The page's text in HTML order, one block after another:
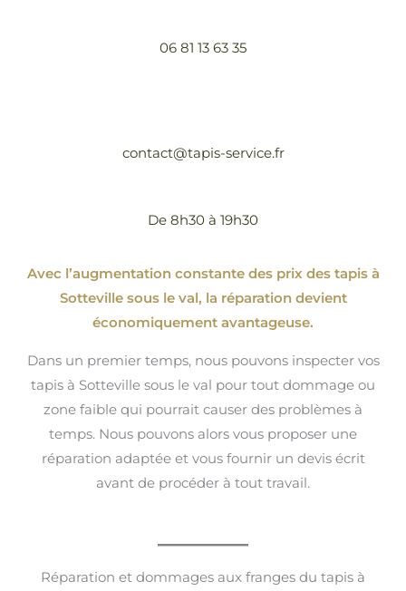
06 81 13 63 35
contact@tapis-service.fr
De 8h30 à 19h30
Avec l’augmentation constante des prix des tapis à
Sotteville sous le val, la réparation devient
économiquement avantageuse.
Dans un premier temps, nous pouvons inspecter vos
tapis à Sotteville sous le val pour tout dommage ou
zone faible qui pourrait causer des problèmes à
temps. Nous pouvons alors vous proposer une
réparation adaptée et vous fournir un devis écrit
avant de procéder à tout travail.
Réparation et dommages aux franges du tapis à